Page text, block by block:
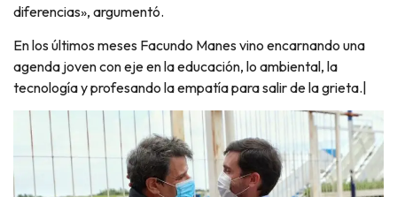
diferencias», argumentó.
En los últimos meses Facundo Manes vino encarnando una
agenda joven con eje en la educación, lo ambiental, la
tecnología y profesando la empatía para salir de la grieta.|